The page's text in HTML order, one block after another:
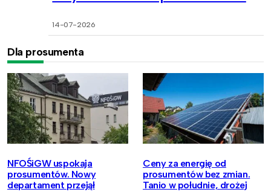
14-07-2026
Dla prosumenta
NFOŚiGW uspokaja
prosumentów. Nowy
departament przejął
Ceny za energię od
prosumentów bez zmian.
Tanio w południe, drożej